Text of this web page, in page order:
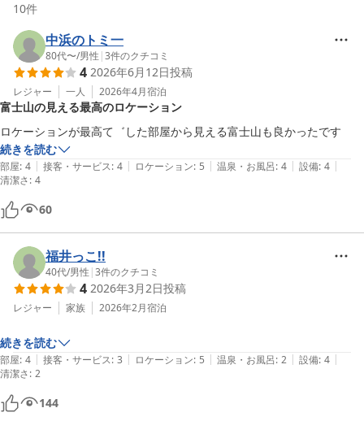
10件
中浜のトミ一
80代〜/男性 |3件のクチコミ
4 2026年6月12日投稿
レジャー 一人 2026年4月宿泊
富士山の見える最高のロケーション
ロケーションが最高て゛した部屋から見える富士山も良かったです
続きを読む
部屋: 4 | 接客・サービス: 4 | ロケーション: 5 | 温泉・お風呂: 4 | 設備: 4 |
清潔さ: 4
60
福井っこ!!
40代/男性 |3件のクチコミ
4 2026年3月2日投稿
レジャー 家族 2026年2月宿泊
続きを読む
部屋: 4 | 接客・サービス: 3 | ロケーション: 5 | 温泉・お風呂: 2 | 設備: 4 |
清潔さ: 2
144